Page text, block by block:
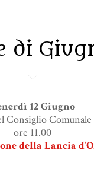
di
12 Giugno
Consiglio Comunale
ore 11.00
della Lancia